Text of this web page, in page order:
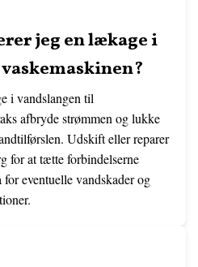
jeg en lækage i
i vandslangen til
afbryde strømmen og lukke
Udskift eller reparer
for at tætte forbindelserne
eventuelle vandskader og